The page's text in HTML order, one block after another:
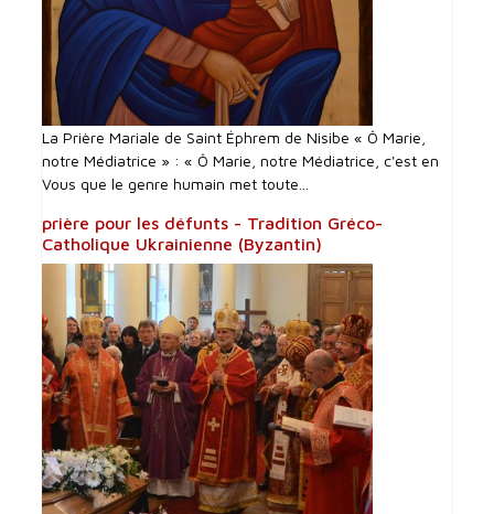
La Prière Mariale de Saint Éphrem de Nisibe « Ô Marie,
notre Médiatrice » : « Ô Marie, notre Médiatrice, c'est en
Vous que le genre humain met toute...
prière pour les défunts - Tradition Gréco-
Catholique Ukrainienne (Byzantin)